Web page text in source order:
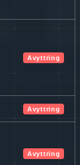
Avyttring
Avyttring
Avyttring